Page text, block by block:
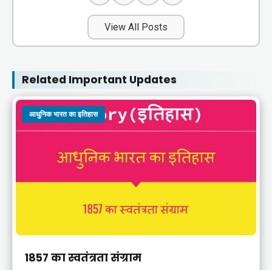
View All Posts
Related Important Updates
आधुनिक भारत का इतिहास
1857 का स्वतंत्रता संग्राम